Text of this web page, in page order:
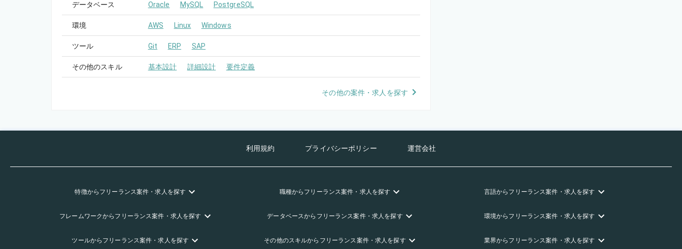
データベース Oracle MySQL PostgreSQL
環境 AWS Linux Windows
ツール Git ERP SAP
その他のスキル 基本設計 詳細設計 要件定義
その他の案件・求人を探す
利用規約 プライバシーポリシー 運営会社
特徴からフリーランス案件・求人を探す 職種からフリーランス案件・求人を探す 言語からフリーランス案件・求人を探す
フレームワークからフリーランス案件・求人を探す データベースからフリーランス案件・求人を探す 環境からフリーランス案件・求人を探す
ツールからフリーランス案件・求人を探す その他のスキルからフリーランス案件・求人を探す 業界からフリーランス案件・求人を探す